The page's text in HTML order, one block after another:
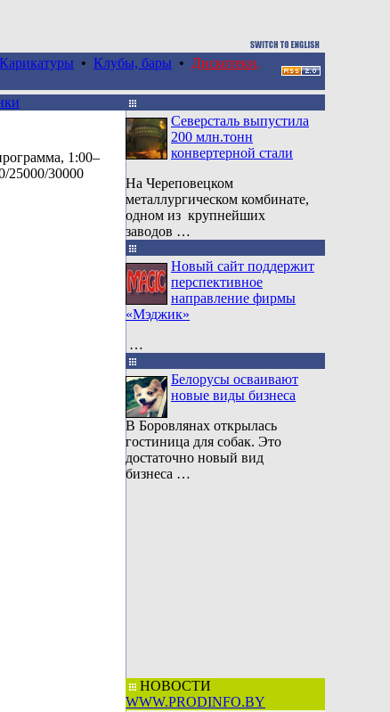
Карикатуры • Клубы, бары • Дискотеки,
1:00–
25000/30000
Северсталь выпустила
200 млн.тонн
конвертерной стали
На Череповецком
металлургическом комбинате,
одном из крупнейших
заводов …
Новый сайт поддержит
перспективное
направление фирмы
«Мэджик»
…
Белорусы осваивают
новые виды бизнеса
В Боровлянах открылась
гостиница для собак. Это
достаточно новый вид
бизнеса …
НОВОСТИ
WWW.PRODINFO.BY